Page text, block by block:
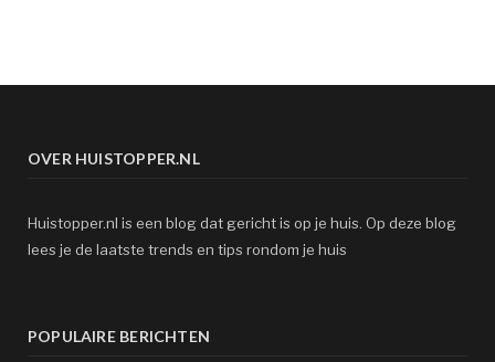
OVER HUISTOPPER.NL
Huistopper.nl is een blog dat gericht is op je huis. Op deze blog
lees je de laatste trends en tips rondom je huis
POPULAIRE BERICHTEN